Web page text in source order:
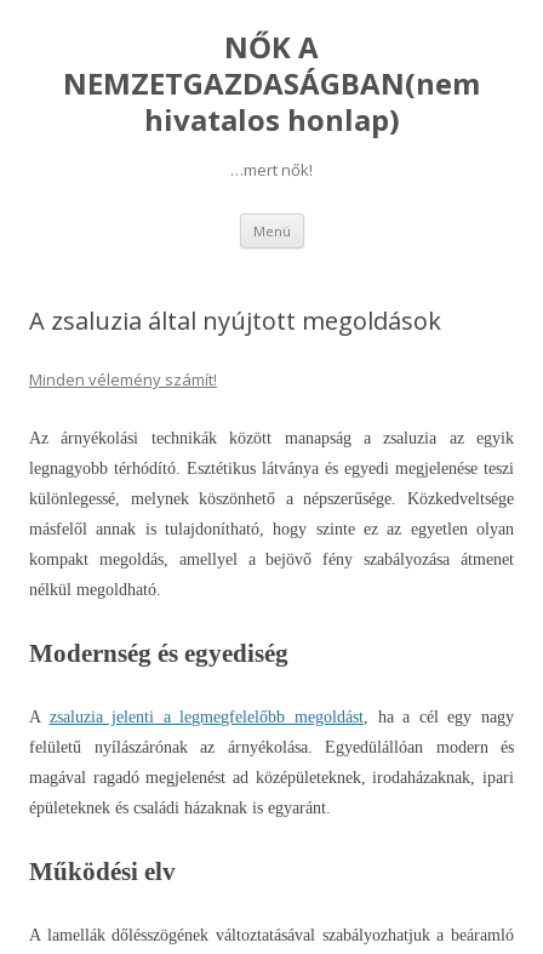
NŐK A
NEMZETGAZDASÁGBAN(nem
hivatalos honlap)
…mert nők!
Menü Kilépés
tartalomba
A zsaluzia által nyújtott megoldások
Minden vélemény számít!
Az árnyékolási technikák között manapság a zsaluzia az egyik
legnagyobb térhódító. Esztétikus látványa és egyedi megjelenése teszi
különlegessé, melynek köszönhető a népszerűsége. Közkedveltsége
másfelől annak is tulajdonítható, hogy szinte ez az egyetlen olyan
kompakt megoldás, amellyel a bejövő fény szabályozása átmenet
nélkül megoldható.
Modernség és egyediség
A zsaluzia jelenti a legmegfelelőbb megoldást, ha a cél egy nagy
felületű nyílászárónak az árnyékolása. Egyedülállóan modern és
magával ragadó megjelenést ad középületeknek, irodaházaknak, ipari
épületeknek és családi házaknak is egyaránt.
Működési elv
A lamellák dőlésszögének változtatásával szabályozhatjuk a beáramló